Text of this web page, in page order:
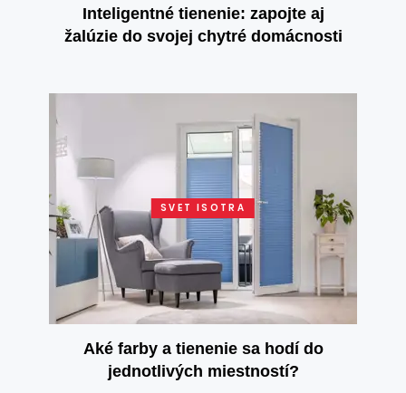
Inteligentné tienenie: zapojte aj
žalúzie do svojej chytré domácnosti
SVET ISOTRA
Aké farby a tienenie sa hodí do
jednotlivých miestností?